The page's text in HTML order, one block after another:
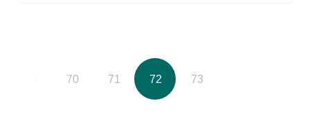
70 71 72 73